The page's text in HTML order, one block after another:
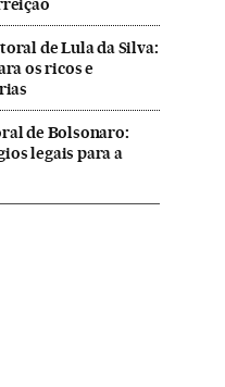
de Lula da Silva:
os ricos e
de Bolsonaro:
legais para a